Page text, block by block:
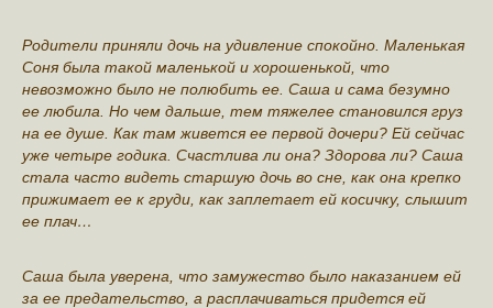
Родители приняли дочь на удивление спокойно. Маленькая
Соня была такой маленькой и хорошенькой, что
невозможно было не полюбить ее. Саша и сама безумно
ее любила. Но чем дальше, тем тяжелее становился груз
на ее душе. Как там живется ее первой дочери? Ей сейчас
уже четыре годика. Счастлива ли она? Здорова ли? Саша
стала часто видеть старшую дочь во сне, как она крепко
прижимает ее к груди, как заплетает ей косичку, слышит
ее плач…
Саша была уверена, что замужество было наказанием ей
за ее предательство, а расплачиваться придется ей